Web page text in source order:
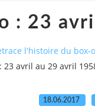
: 23
l'histoire du
23 avril au 29 avril
18.06.2017